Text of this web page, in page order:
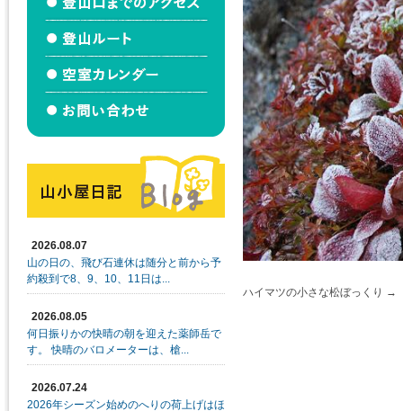
ハイマツの小さな松ぼっくり
2026.08.07
山の日の、飛び石連休は随分と前から予
約殺到で8、9、10、11日は...
2026.08.05
何日振りかの快晴の朝を迎えた薬師岳で
す。 快晴のバロメーターは、槍...
2026.07.24
2026年シーズン始めのへりの荷上げはほ